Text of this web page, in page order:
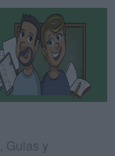
, Guias y